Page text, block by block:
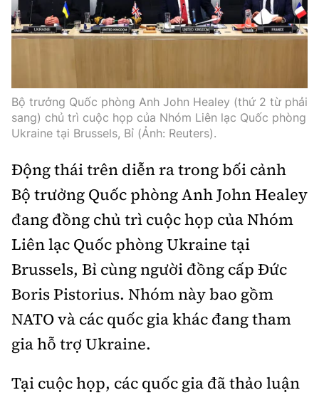
Hà Nội.
Tổng biên tập:Nguyễn Thị Hồng Nga
Nguyễn Đức Thắng, La Đức Hùng
Hotline:
0901 514 799
Quảng cáo và Phát hành:
0915 057 282
bandoc@baoxaydung.vn
Cấm sao chép dưới mọi hình thức nếu không có sự
chấp thuận bằng văn bản.
Thông tin tòa
Bộ trưởng Quốc phòng Anh John Healey (thứ 2 từ phải
sang) chủ trì cuộc họp của Nhóm Liên lạc Quốc phòng
Ukraine tại Brussels, Bỉ (Ảnh: Reuters).
Động thái trên diễn ra trong bối cảnh
Bộ trưởng Quốc phòng Anh John Healey
đang đồng chủ trì cuộc họp của Nhóm
Liên lạc Quốc phòng Ukraine tại
Brussels, Bỉ cùng người đồng cấp Đức
Boris Pistorius. Nhóm này bao gồm
NATO và các quốc gia khác đang tham
gia hỗ trợ Ukraine.
Tại cuộc họp, các quốc gia đã thảo luận